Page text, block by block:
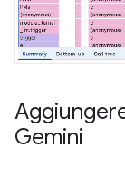
Gemini